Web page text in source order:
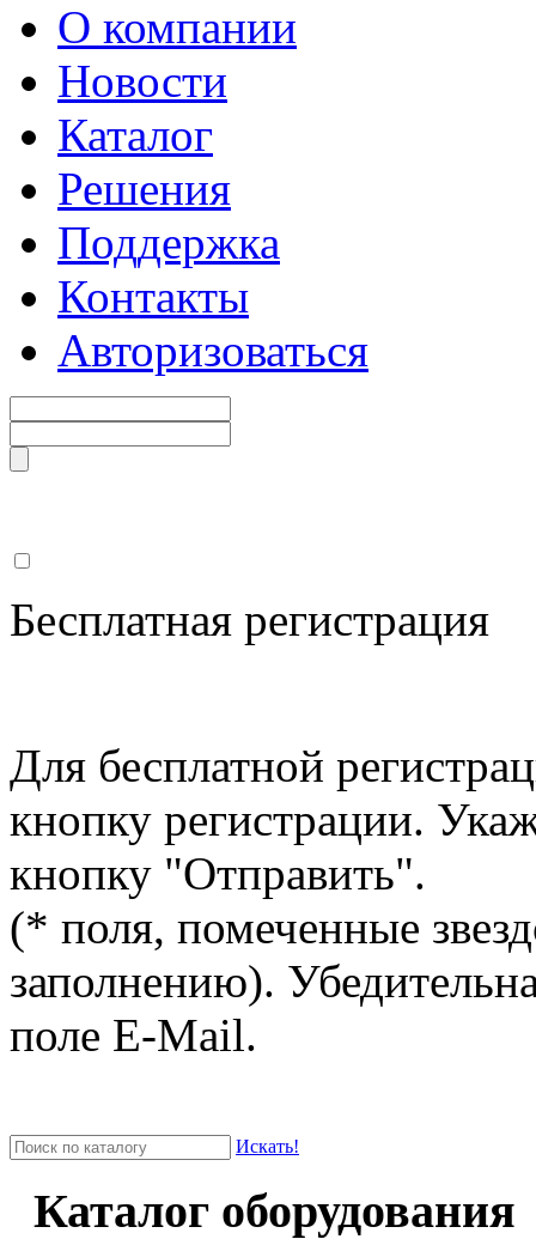
О компании
Новости
Каталог
Решения
Поддержка
Контакты
Авторизоваться
Бесплатная регистрация
Для бесплатной
кнопку регистрации.
кнопку "Отправить".
(* поля, помеченные
заполнению).
поле E-Mail.
Искать!
Каталог оборудования